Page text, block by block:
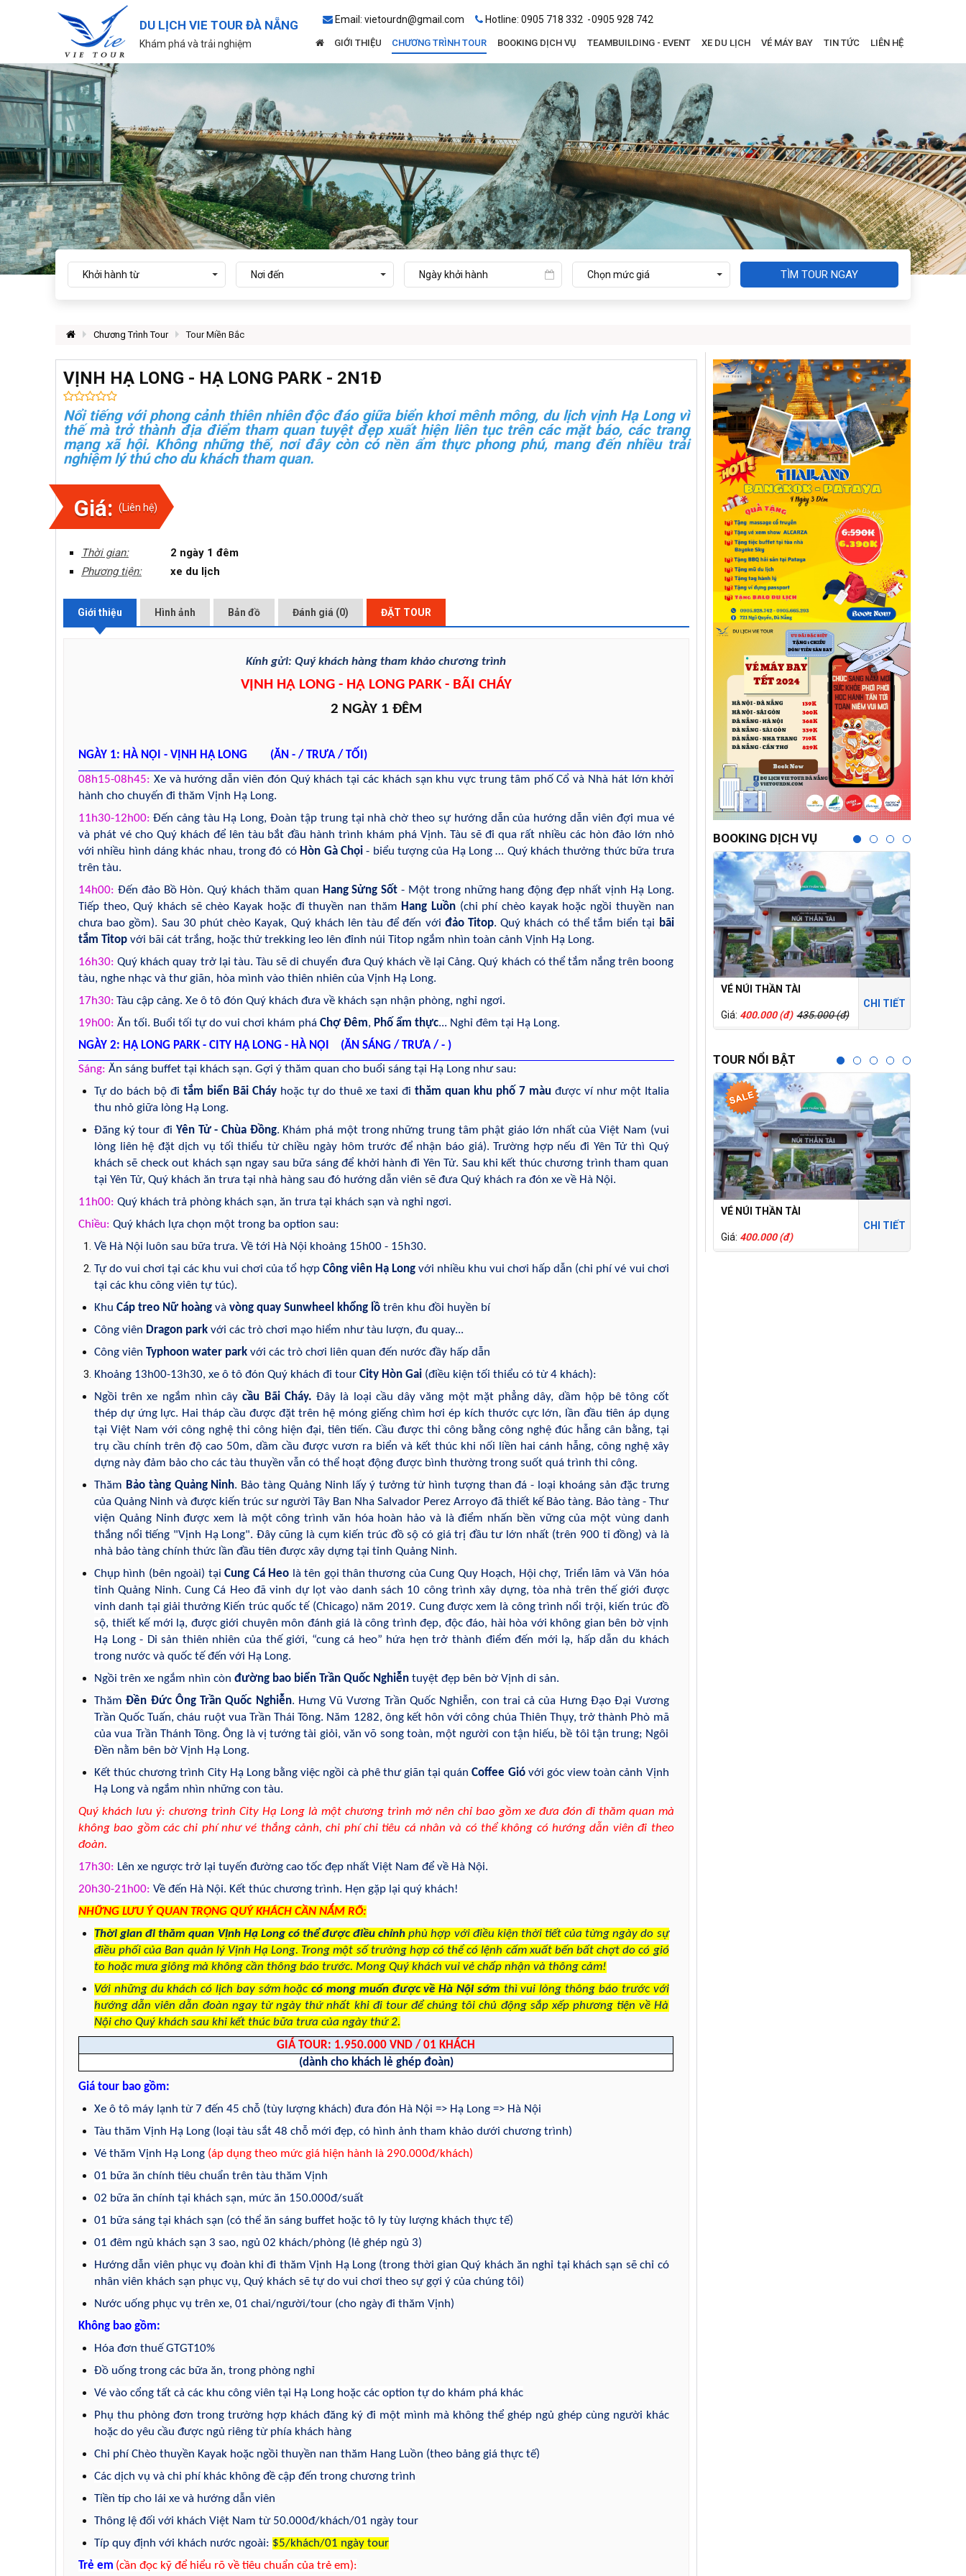
DU LỊCH VIE TOUR ĐÀ NẴNG
Khám phá và trải nghiệm
Email: vietourdn@gmail.com Hotline: 0905 718 332 0905 928 742
GIỚI THIỆU CHƯƠNG TRÌNH TOUR BOOKING DỊCH VỤ TEAMBUILDING - EVENT XE DU LỊCH VÉ MÁY BAY TIN TỨC LIÊN HỆ
TÌM TOUR NGAY
Chương Trình Tour Tour Miền Bắc
VỊNH HẠ LONG - HẠ LONG PARK - 2N1Đ
Nổi tiếng với phong cảnh thiên nhiên độc đáo giữa biển khơi mênh mông, du lịch vịnh Hạ Long vì
thế mà trở thành địa điểm tham quan tuyệt đẹp xuất hiện liên tục trên các mặt báo, các trang
mạng xã hội. Không những thế, nơi đây còn có nền ẩm thực phong phú, mang đến nhiều trải
nghiệm lý thú cho du khách tham quan.
Giá: (Liên hệ)
Thời gian:
2 ngày 1 đêm
Phương tiện:
xe du lịch
Giới thiệu Hình ảnh Bản đồ Đánh giá (0) ĐẶT TOUR
Kính gửi:Quýkhách hàng tham khảo chương trình
VỊNH HẠ LONG - HẠ LONG PARK - BÃI CHÁY
2 NGÀY 1 ĐÊM
NGÀY 1: HÀ NỘI - VỊNH HẠ LONG (ĂN - / TRƯA / TỐI)
08h15-08h45: Xe và hướng dẫn viên đón Quý khách tại các khách sạn khu vực trung tâm phố Cổ và Nhà hát lớn khởi
hành cho chuyến đi thăm Vịnh Hạ Long.
11h30-12h00: Đến cảng tàu Hạ Long, Đoàn tập trung tại nhà chờ theo sự hướng dẫn của hướng dẫn viên đợi mua vé
và phát vé cho Quý khách để lên tàu bắt đầu hành trình khám phá Vịnh. Tàu sẽ đi qua rất nhiều các hòn đảo lớn nhỏ
với nhiều hình dáng khác nhau, trong đó có Hòn Gà Chọi- biểu tượng của Hạ Long … Quý khách thưởng thức bữa trưa
trên tàu.
14h00: Đến đảo Bồ Hòn. Quý khách thăm quan Hang Sửng Sốt - Một trong những hang động đẹp nhất vịnh Hạ Long.
Tiếp theo, Quý khách sẽ chèo Kayak hoặc đi thuyền nan thăm Hang Luồn (chi phí chèo kayak hoặc ngồi thuyền nan
chưa bao gồm). Sau 30 phút chèo Kayak, Quý khách lên tàu để đến với đảo Titop. Quý khách có thể tắm biển tại bãi
tắm Titop với bãi cát trắng, hoặc thử trekking leo lên đỉnh núi Titop ngắm nhìn toàn cảnh Vịnh Hạ Long.
16h30: Quý khách quay trở lại tàu. Tàu sẽ di chuyển đưa Quý khách về lại Cảng. Quý khách có thể tắm nắng trên boong
tàu, nghe nhạc và thư giãn, hòa mình vào thiên nhiên của Vịnh Hạ Long.
17h30: Tàu cập cảng. Xe ô tô đón Quý khách đưa về khách sạn nhận phòng, nghỉ ngơi.
19h00: Ăn tối. Buổi tối tự do vui chơi khám phá Chợ Đêm, Phố ẩm thực... Nghỉ đêm tại Hạ Long.
NGÀY 2: HẠ LONG PARK - CITY HẠ LONG - HÀ NỘI (ĂN SÁNG / TRƯA / - )
Sáng: Ăn sáng buffet tại khách sạn. Gợi ý thăm quan cho buổi sáng tại Hạ Long như sau:
Tự do bách bộ đi tắm biển Bãi Cháy hoặc tự do thuê xe taxi đi thăm quan khu phố 7 màu được ví như một Italia
thu nhỏ giữa lòng Hạ Long.
Đăng ký tour đi Yên Tử - Chùa Đồng. Khám phá một trong những trung tâm phật giáo lớn nhất của Việt Nam (vui
lòng liên hệ đặt dịch vụ tối thiểu từ chiều ngày hôm trước để nhận báo giá). Trường hợp nếu đi Yên Tử thì Quý
khách sẽ check out khách sạn ngay sau bữa sáng để khởi hành đi Yên Tử. Sau khi kết thúc chương trình tham quan
tại Yên Tử, Quý khách ăn trưa tại nhà hàng sau đó hướng dẫn viên sẽ đưa Quý khách ra đón xe về Hà Nội.
11h00: Quý khách trả phòng khách sạn, ăn trưa tại khách sạn và nghỉ ngơi.
Chiều: Quý khách lựa chọn một trong ba option sau:
Về Hà Nội luôn sau bữa trưa. Về tới Hà Nội khoảng 15h00 - 15h30.
Tự do vui chơi tại các khu vui chơi của tổ hợpCông viên Hạ Long với nhiều khu vui chơi hấp dẫn (chi phí vé vui chơi
tại các khu công viên tự túc).
Khu Cáp treo Nữ hoàng và vòng quay Sunwheel khổng lồ trên khu đồi huyền bí
Công viên Dragon park với các trò chơi mạo hiểm như tàu lượn, đu quay...
Công viên Typhoon water park với các trò chơi liên quan đến nước đầy hấp dẫn
Khoảng 13h00-13h30, xe ô tô đón Quý khách đi tour City Hòn Gai (điều kiện tối thiểu có từ 4 khách):
Ngồi trên xe ngắm nhìn cây cầu Bãi Cháy.Đây là loại cầu dây văng một mặt phẳng dây, dầm hộp bê tông cốt
thép dự ứng lực. Hai tháp cầu được đặt trên hệ móng giếng chìm hơi ép kích thước cực lớn, lần đầu tiên áp dụng
tại Việt Nam với công nghệ thi công hiện đại, tiên tiến. Cầu được thi công bằng công nghệ đúc hẫng cân bằng, tại
trụ cầu chính trên độ cao 50m, dầm cầu được vươn ra biển và kết thúc khi nối liền hai cánh hẫng, công nghệ xây
dựng này đảm bảo cho các tàu thuyền vẫn có thể hoạt động được bình thường trong suốt quá trình thi công.
Thăm Bảo tàng Quảng Ninh. Bảo tàng Quảng Ninh lấy ý tưởng từ hình tượng than đá - loại khoáng sản đặc trưng
của Quảng Ninh và được kiến trúc sư người Tây Ban Nha Salvador Perez Arroyo đã thiết kế Bảo tàng. Bảo tàng - Thư
viện Quảng Ninh được xem là một công trình văn hóa hoàn hảo và là điểm nhấn bền vững của một vùng danh
thắng nổi tiếng "Vịnh Hạ Long". Đây cũng là cụm kiến trúc đồ sộ có giá trị đầu tư lớn nhất (trên 900 tỉ đồng) và là
nhà bảo tàng chính thức lần đầu tiên được xây dựng tại tỉnh Quảng Ninh.
Chụp hình (bên ngoài) tạiCung Cá Heo là tên gọi thân thương của Cung Quy Hoạch, Hội chợ, Triển lãm và Văn hóa
tỉnh Quảng Ninh. Cung Cá Heo đã vinh dự lọt vào danh sách 10 công trình xây dựng, tòa nhà trên thế giới được
vinh danh tại giải thưởng Kiến trúc quốc tế (Chicago) năm 2019. Cung được xem là công trình nổi trội, kiến trúc đồ
sộ, thiết kế mới lạ, được giới chuyên môn đánh giá là công trình đẹp, độc đáo, hài hòa với không gian bên bờ vịnh
Hạ Long - Di sản thiên nhiên của thế giới, “cung cá heo” hứa hẹn trở thành điểm đến mới lạ, hấp dẫn du khách
trong nước và quốc tế đến với Hạ Long.
Ngồi trên xe ngắm nhìn còn đường bao biển Trần Quốc Nghiễn tuyệt đẹp bên bờ Vịnh di sản.
Thăm Đền Đức Ông Trần Quốc Nghiễn. Hưng Vũ Vương Trần Quốc Nghiễn, con trai cả của Hưng Đạo Đại Vương
Trần Quốc Tuấn, cháu ruột vua Trần Thái Tông. Năm 1282, ông kết hôn với công chúa Thiên Thụy, trở thành Phò mã
của vua Trần Thánh Tông. Ông là vị tướng tài giỏi, văn võ song toàn, một người con tận hiếu, bề tôi tận trung; Ngôi
Đền nằm bên bờ Vịnh Hạ Long.
Kết thúc chương trình City Hạ Long bằng việc ngồi cà phê thư giãn tại quánCoffee Gióvới góc view toàn cảnh Vịnh
Hạ Long và ngắm nhìn những con tàu.
Quý khách lưu ý: chương trình City Hạ Long là một chương trình mở nên chỉ bao gồm xe đưa đón đi thăm quan mà
không bao gồm các chi phí như vé thắng cảnh, chi phí chi tiêu cá nhân và có thể không có hướng dẫn viên đi theo
đoàn.
17h30: Lên xe ngược trở lại tuyến đường cao tốc đẹp nhất Việt Nam để về Hà Nội.
20h30-21h00: Về đến Hà Nội. Kết thúc chương trình. Hẹn gặp lại quý khách!
NHỮNG LƯU Ý QUAN TRỌNG QUÝ KHÁCH CẦN NẮM RÕ:
Thời gian đi thăm quan Vịnh Hạ Long có thể được điều chỉnhphù hợp với điều kiện thời tiết của từng ngày do sự
điều phối của Ban quản lý Vịnh Hạ Long. Trong một số trường hợp có thể có lệnh cấm xuất bến bất chợt do có gió
to hoặc mưa giông mà không cần thông báo trước. Mong Quý khách vui vẻ chấp nhận và thông cảm!
Với những du khách có lịch bay sớm hoặccó mong muốn được về Hà Nội sớm thì vui lòng thông báo trước với
hướng dẫn viên dẫn đoàn ngay từ ngày thứ nhất khi đi tour để chúng tôi chủ động sắp xếp phương tiện về Hà
Nội cho Quý khách sau khi kết thúc bữa trưa của ngày thứ 2.
GIÁ TOUR: 1.950.000 VND / 01 KHÁCH
(dành cho khách lẻ ghép đoàn)
Giá tour bao gồm:
Xe ô tô máy lạnh từ 7 đến 45 chỗ (tùy lượng khách) đưa đón Hà Nội => Hạ Long => Hà Nội
Tàu thăm Vịnh Hạ Long (loại tàu sắt 48 chỗ mới đẹp, có hình ảnh tham khảo dưới chương trình)
Vé thăm Vịnh Hạ Long (áp dụng theo mức giá hiện hành là 290.000đ/khách)
01 bữa ăn chính tiêu chuẩn trên tàu thăm Vịnh
02 bữa ăn chính tại khách sạn, mức ăn 150.000đ/suất
01 bữa sáng tại khách sạn (có thể ăn sáng buffet hoặc tô ly tùy lượng khách thực tế)
01 đêm ngủ khách sạn 3 sao, ngủ 02 khách/phòng (lẻ ghép ngủ 3)
Hướng dẫn viên phục vụ đoàn khi đi thăm Vịnh Hạ Long (trong thời gian Quý khách ăn nghỉ tại khách sạn sẽ chỉ có
nhân viên khách sạn phục vụ, Quý khách sẽ tự do vui chơi theo sự gợi ý của chúng tôi)
Nước uống phục vụ trên xe, 01 chai/người/tour (cho ngày đi thăm Vịnh)
Không bao gồm:
Hóa đơn thuế GTGT10%
Đồ uống trong các bữa ăn, trong phòng nghỉ
Vé vào cổng tất cả các khu công viên tại Hạ Long hoặc các option tự do khám phá khác
Phụ thu phòng đơn trong trường hợp khách đăng ký đi một mình mà không thể ghép ngủ ghép cùng người khác
hoặc do yêu cầu được ngủ riêng từ phía khách hàng
Chi phí Chèo thuyền Kayak hoặc ngồi thuyền nan thăm Hang Luồn (theo bảng giá thực tế)
Các dịch vụ và chi phí khác không đề cập đến trong chương trình
Tiền típ cho lái xe và hướng dẫn viên
Thông lệ đối với khách Việt Nam từ 50.000đ/khách/01 ngày tour
Típ quy định với khách nước ngoài: $5/khách/01 ngày tour
Trẻ em (cần đọc kỹ để hiểu rõ về tiêu chuẩn của trẻ em):
BOOKING DỊCH VỤ
VÉ NÚI THẦN TÀI
Giá: 400.000 (đ) 435.000 (đ)
CHI TIẾT
TOUR NỔI BẬT
VÉ NÚI THẦN TÀI
Giá: 400.000 (đ)
CHI TIẾT